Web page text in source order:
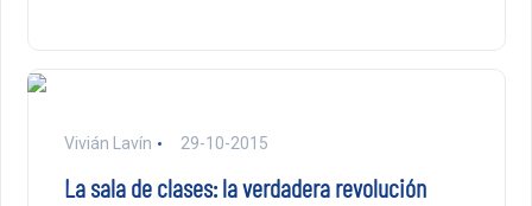
Vivián Lavín 29-10-2015
La sala de clases: la verdadera revolución